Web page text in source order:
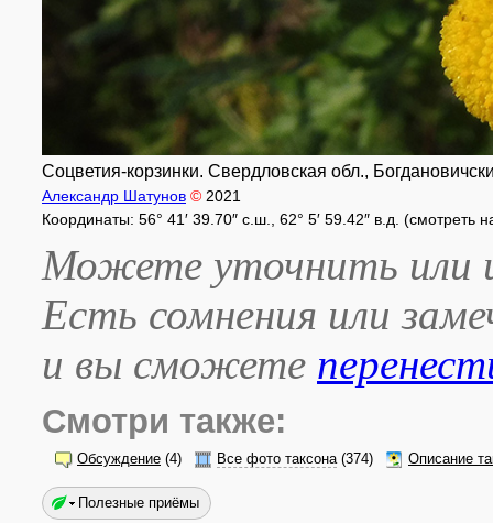
Соцветия-корзинки. Свердловская обл.,
Александр Шатунов © 2021
Координаты: 56° 41′ 39.70″ с.ш., 62° 5′ 59.42″ в.д. (смотреть
Можете уточнить или
Есть сомнения или
и вы сможете
Смотри также:
Обсуждение (4) Все фото таксона(374) Описание
Полезные приёмы